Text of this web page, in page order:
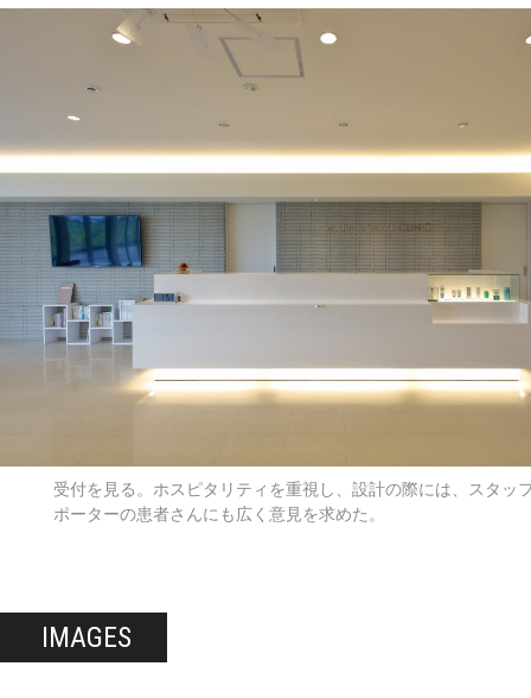
受付を見る。ホスピタリティを重視し、設計の際には、スタッ
ポーターの患者さんにも広く意見を求めた。
IMAGES